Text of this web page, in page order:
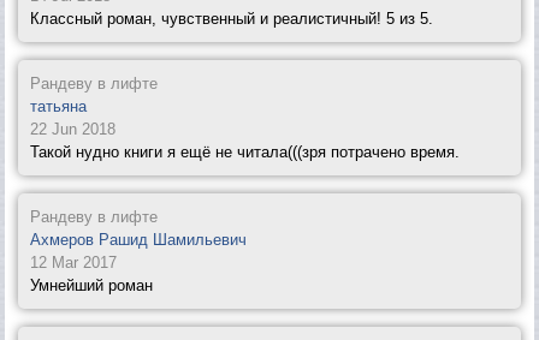
Классный роман, чувственный и реалистичный! 5 из 5.
Рандеву в лифте
татьяна
22 Jun 2018
Такой нудно книги я ещё не читала(((зря потрачено время.
Рандеву в лифте
Ахмеров Рашид Шамильевич
12 Mar 2017
Умнейший роман